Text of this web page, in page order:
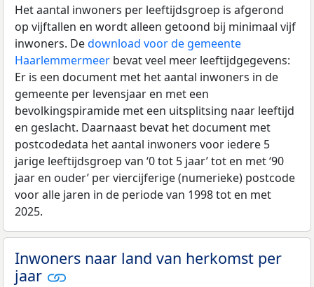
Het aantal inwoners per leeftijdsgroep is afgerond
op vijftallen en wordt alleen getoond bij minimaal vijf
inwoners. Dedownload voor de gemeente
Haarlemmermeer bevat veel meer leeftijdgegevens:
Er is een document met het aantal inwoners in de
gemeente per levensjaar en met een
bevolkingspiramide met een uitsplitsing naar leeftijd
en geslacht. Daarnaast bevat het document met
postcodedata het aantal inwoners voor iedere 5
jarige leeftijdsgroep van ‘0 tot 5 jaar’ tot en met ‘90
jaar en ouder’ per viercijferige (numerieke) postcode
voor alle jaren in de periode van 1998 tot en met
2025.
Inwoners naar land van herkomst per
jaar